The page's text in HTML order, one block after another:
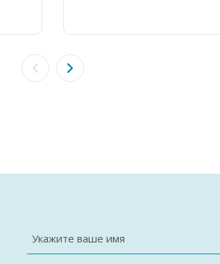
Укажите ваше имя